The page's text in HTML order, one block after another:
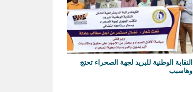
النقابة الوطنية للبريد لجهة الصحراء تحتج
وهاسبب